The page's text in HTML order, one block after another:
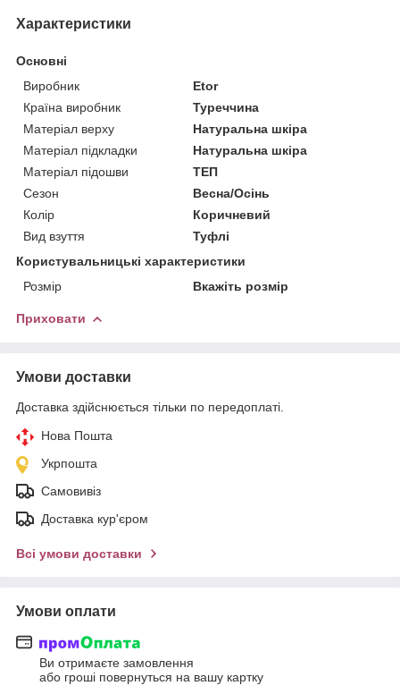
Характеристики
Основні
Виробник
Etor
Країна виробник
Туреччина
Матеріал верху
Натуральна шкіра
Матеріал підкладки
Натуральна шкіра
Матеріал підошви
ТЕП
Сезон
Весна/Осінь
Колір
Коричневий
Вид взуття
Туфлі
Користувальницькі характеристики
Розмір
Вкажіть розмір
Приховати
Умови доставки
Доставка здійснюється тільки по передоплаті.
Нова Пошта
Укрпошта
Самовивіз
Доставка кур'єром
Всі умови доставки
Умови оплати
Ви отримаєте замовлення
або гроші повернуться на вашу картку